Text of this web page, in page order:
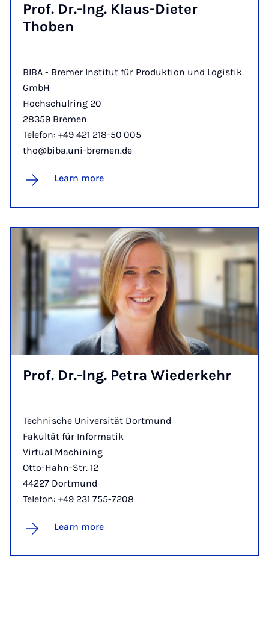
Prof. Dr.-Ing. Klaus-Di­eter
Thoben
BIBA - Bremer Institut für Produktion und Logistik
GmbH
Hochschulring 20
28359 Bremen
Telefon: +49 421 218-50 005
tho@biba.uni-bremen.de
Learn more
Prof. Dr.-Ing. Petra Wieder­kehr
Technische Uni­ver­si­tät Dort­mund
Fa­kul­tät für In­for­ma­tik
Virtual Machining
Otto-Hahn-Str. 12
44227 Dort­mund
Telefon: +49 231 755-7208
Learn more